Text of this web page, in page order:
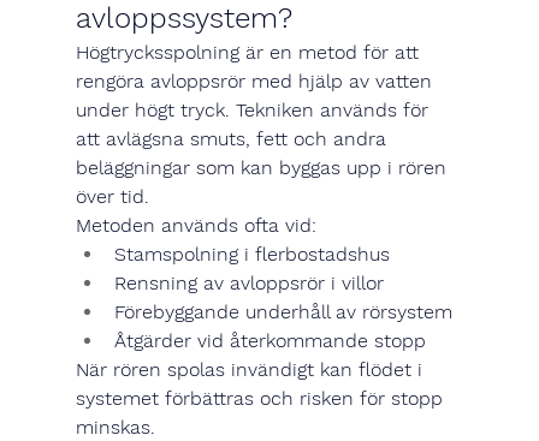
avloppssystem?
Högtrycksspolning är en metod för att
rengöra avloppsrör med hjälp av vatten
under högt tryck. Tekniken används för
att avlägsna smuts, fett och andra
beläggningar som kan byggas upp i rören
över tid.
Metoden används ofta vid:
Stamspolning i flerbostadshus
Rensning av avloppsrör i villor
Förebyggande underhåll av rörsystem
Åtgärder vid återkommande stopp
När rören spolas invändigt kan flödet i
systemet förbättras och risken för stopp
minskas.